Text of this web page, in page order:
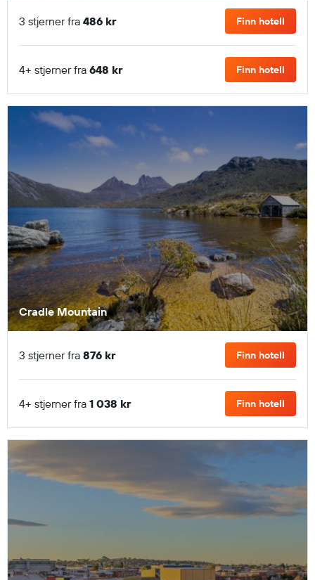
3 stjerner fra 486 kr Finn hotell
4+ stjerner fra 648 kr Finn hotell
Cradle Mountain
3 stjerner fra 876 kr Finn hotell
4+ stjerner fra 1 038 kr Finn hotell